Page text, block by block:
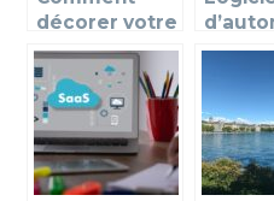
décorer votre
restaurant
pour
multiplier son
taux de
fréquentation
?
ion
vente :
vente